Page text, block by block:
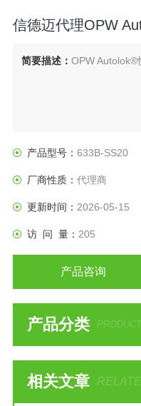
信德迈代理OPW
简要描述： OPW Autolok®
产品型号： 633B-SS20
厂商性质： 代理商
更新时间： 2026-05-15
访 问 量： 205
产品咨询
产品分类
相关文章